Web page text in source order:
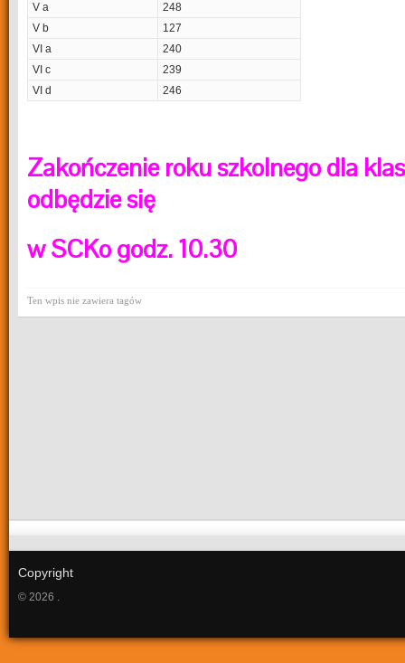
V a
248
V b
127
VI a
240
VI c
239
VI d
246
Zakończenie roku szkolnego dla
odbędzie się
w SCKo godz. 10.30
Ten wpis nie zawiera tagów
Copyright
© 2026 .